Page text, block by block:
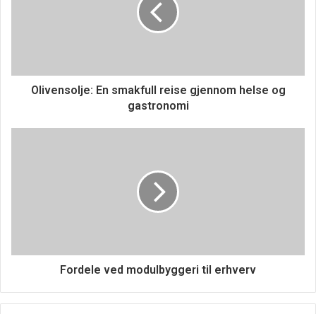
klassiske cocktails til kreative specialiteter. Professionelle
bartendere sikrer ikke kun, at drikkevarerne bliver
personlig og engagerende oplevelse for alle deltagere.
Skræddersyede drinkmenuer
for at skræddersy drinkmenuen. Du kan vælge mellem et
Olivensolje: En smakfull reise gjennom helse og
gastronomi
Fordele ved modulbyggeri til erhverv